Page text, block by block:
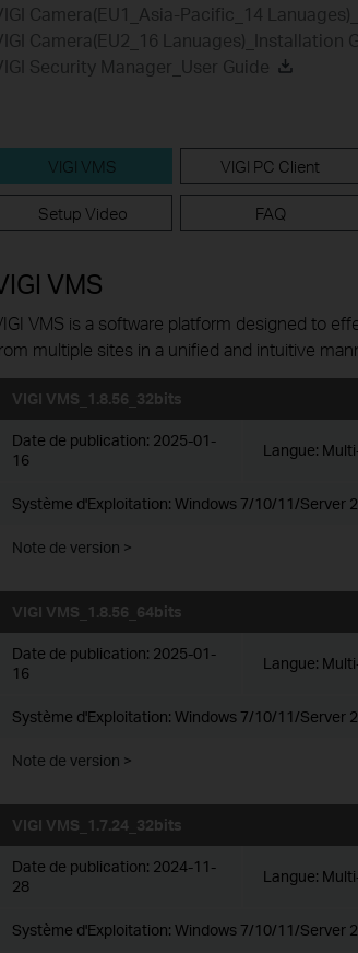
Camera(EU1_Asia-Pacific_14
Camera(EU2_16 Lanuages)_Installation
Security Manager_User Guide
VIGI VMS VIGI PC Client
Setup Video FAQ
VMS
VMS is a software platform designed to
multiple sites in a unified and intuitive
VIGI VMS_1.8.56_32bits
Date de publication: 2025-01-
16
Langue:
Système d'Exploitation: Windows 7/10/11/Server
Note de version >
VIGI VMS_1.8.56_64bits
Date de publication: 2025-01-
16
Langue:
Système d'Exploitation: Windows 7/10/11/Server
Note de version >
VIGI VMS_1.7.24_32bits
Date de publication: 2024-11-
28
Langue:
Système d'Exploitation: Windows 7/10/11/Server